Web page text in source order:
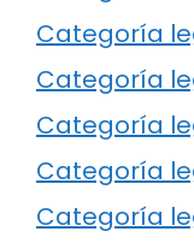
Categoría
Categoría
Categoría
Categoría
Categoría